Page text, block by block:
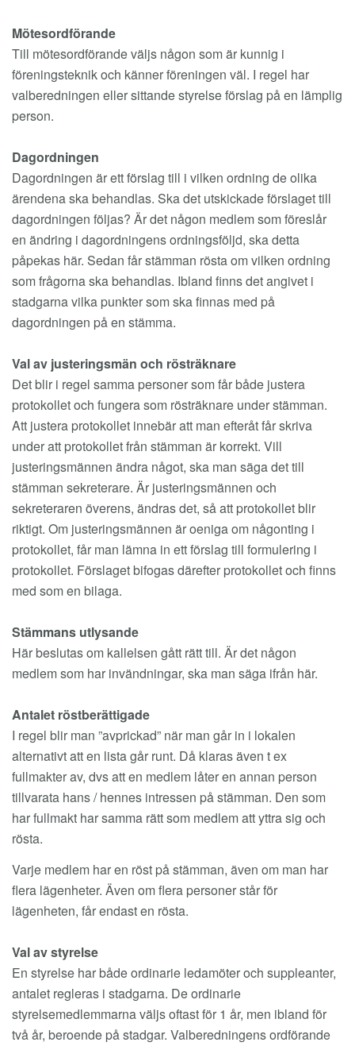
Mötesordförande
Till mötesordförande väljs någon som är kunnig i
föreningsteknik och känner föreningen väl. I regel har
valberedningen eller sittande styrelse förslag på en lämplig
person.
Dagordningen
Dagordningen är ett förslag till i vilken ordning de olika
ärendena ska behandlas. Ska det utskickade förslaget till
dagordningen följas? Är det någon medlem som föreslår
en ändring i dagordningens ordningsföljd, ska detta
påpekas här. Sedan får stämman rösta om vilken ordning
som frågorna ska behandlas. Ibland finns det angivet i
stadgarna vilka punkter som ska finnas med på
dagordningen på en stämma.
Val av justeringsmän och rösträknare
Det blir i regel samma personer som får både justera
protokollet och fungera som rösträknare under stämman.
Att justera protokollet innebär att man efteråt får skriva
under att protokollet från stämman är korrekt. Vill
justeringsmännen ändra något, ska man säga det till
stämman sekreterare. Är justeringsmännen och
sekreteraren överens, ändras det, så att protokollet blir
riktigt. Om justeringsmännen är oeniga om någonting i
protokollet, får man lämna in ett förslag till formulering i
protokollet. Förslaget bifogas därefter protokollet och finns
med som en bilaga.
Stämmans utlysande
Här beslutas om kallelsen gått rätt till. Är det någon
medlem som har invändningar, ska man säga ifrån här.
Antalet röstberättigade
I regel blir man ”avprickad” när man går in i lokalen
alternativt att en lista går runt. Då klaras även t ex
fullmakter av, dvs att en medlem låter en annan person
tillvarata hans / hennes intressen på stämman. Den som
har fullmakt har samma rätt som medlem att yttra sig och
rösta.
Varje medlem har en röst på stämman, även om man har
flera lägenheter. Även om flera personer står för
lägenheten, får endast en rösta.
Val av styrelse
En styrelse har både ordinarie ledamöter och suppleanter,
antalet regleras i stadgarna. De ordinarie
styrelsemedlemmarna väljs oftast för 1 år, men ibland för
två år, beroende på stadgar. Valberedningens ordförande